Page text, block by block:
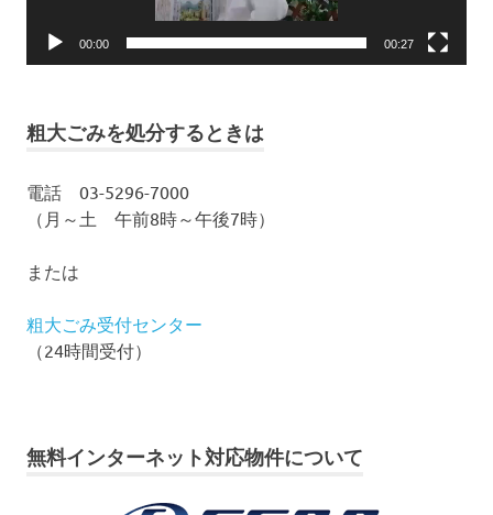
00:00 00:27
粗大ごみを処分するときは
電話 03-5296-7000
（月～土 午前8時～午後7時）
または
粗大ごみ受付センター
（24時間受付）
無料インターネット対応物件について